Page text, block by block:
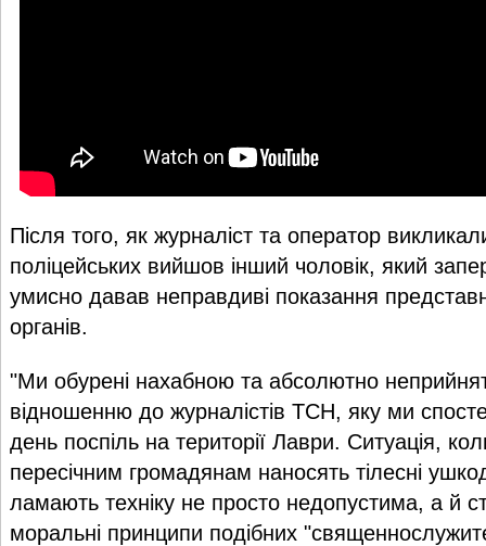
Після того, як журналіст та оператор
поліцейських вийшов інший чоловік, який
умисно давав неправдиві показання
органів.
"Ми обурені нахабною та абсолютно
відношенню до журналістів ТСН, яку ми
день поспіль на території Лаври. Ситуація,
пересічним громадянам наносять тілесні
ламають техніку не просто недопустима, а й
моральні принципи подібних